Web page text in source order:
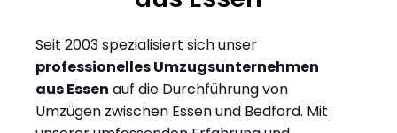
Seit 2003 spezialisiert sich unser
professionelles Umzugsunternehmen
aus Essen auf die Durchführung von
Umzügen zwischen Essen und Bedford. Mit